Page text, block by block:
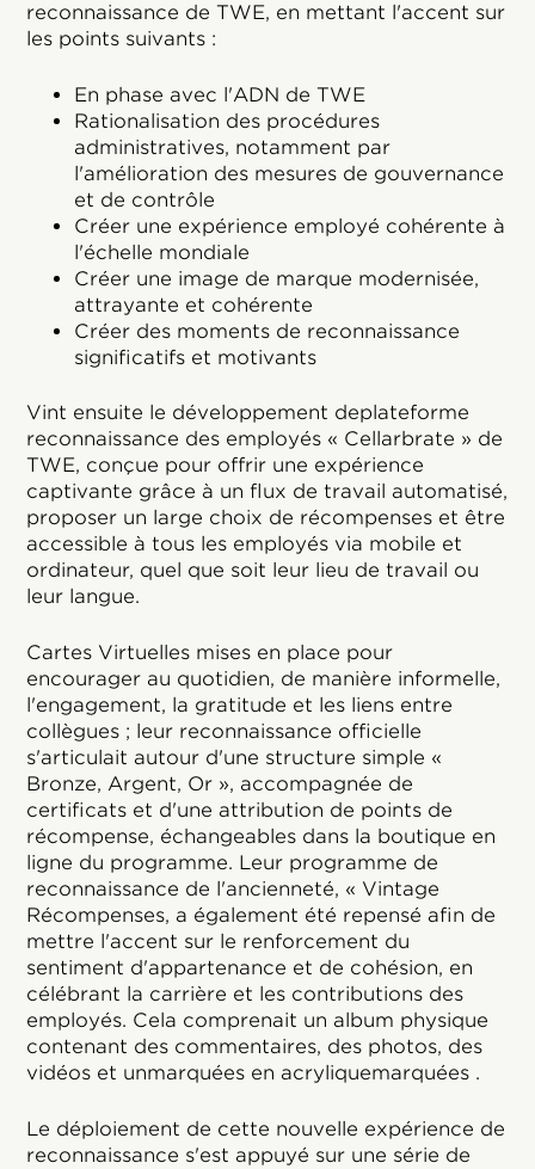
reconnaissance de TWE, en mettant l'accent sur
les points suivants :
En phase avec l'ADN de TWE
Rationalisation des procédures
administratives, notamment par
l'amélioration des mesures de gouvernance
et de contrôle
Créer une expérience employé cohérente à
l'échelle mondiale
Créer une image de marque modernisée,
attrayante et cohérente
Créer des moments de reconnaissance
significatifs et motivants
Vint ensuite le développement deplateforme
reconnaissance des employés « Cellarbrate » de
TWE, conçue pour offrir une expérience
captivante grâce à un flux de travail automatisé,
proposer un large choix de récompenses et être
accessible à tous les employés via mobile et
ordinateur, quel que soit leur lieu de travail ou
leur langue.
Cartes Virtuelles mises en place pour
encourager au quotidien, de manière informelle,
l'engagement, la gratitude et les liens entre
collègues ; leur reconnaissance officielle
s'articulait autour d'une structure simple «
Bronze, Argent, Or », accompagnée de
certificats et d'une attribution de points de
récompense, échangeables dans la boutique en
ligne du programme. Leur programme de
reconnaissance de l'ancienneté, « Vintage
Récompenses, a également été repensé afin de
mettre l'accent sur le renforcement du
sentiment d'appartenance et de cohésion, en
célébrant la carrière et les contributions des
employés. Cela comprenait un album physique
contenant des commentaires, des photos, des
vidéos et unmarquées en acryliquemarquées .
Le déploiement de cette nouvelle expérience de
reconnaissance s'est appuyé sur une série de